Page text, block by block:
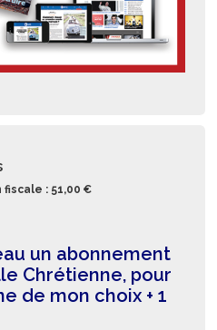
: 51,00 €
un abonnement
Chrétienne, pour
de mon choix + 1